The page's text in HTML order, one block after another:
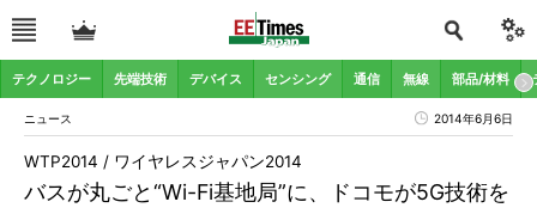
テクノロジー 先端技術 デバイス センシング 通信 無線 部品/材料
ニュース 2014年6月6日
バスが丸ごと“Wi-Fi基地局”に、ドコモが5G技術を
WTP2014 / ワイヤレスジャパン2014